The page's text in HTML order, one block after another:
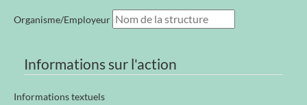
Organisme/Employeur
Informations sur l'action
Informations textuels